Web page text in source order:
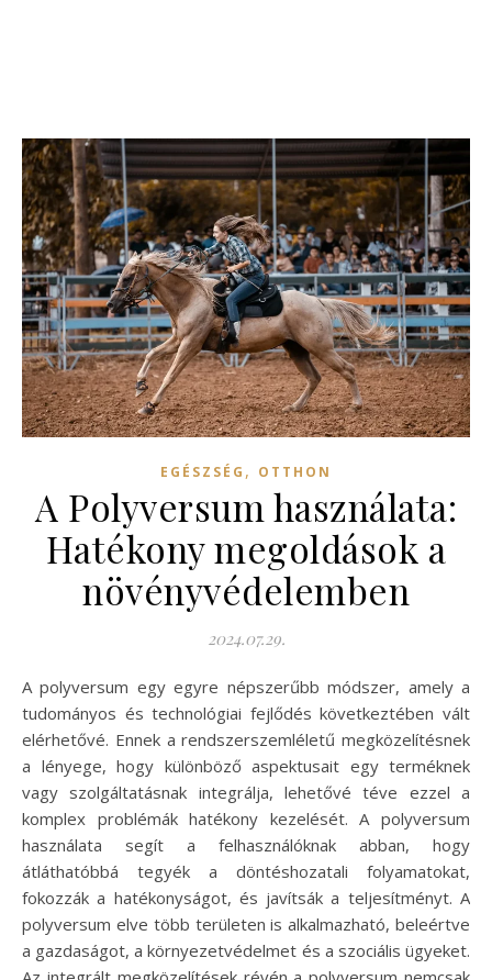
EGÉSZSÉG , OTTHON
A Polyversum használata:
Hatékony megoldások a
növényvédelemben
2024.07.29.
A polyversum egy egyre népszerűbb módszer, amely a
tudományos és technológiai fejlődés következtében vált
elérhetővé. Ennek a rendszerszemléletű megközelítésnek
a lényege, hogy különböző aspektusait egy terméknek
vagy szolgáltatásnak integrálja, lehetővé téve ezzel a
komplex problémák hatékony kezelését. A polyversum
használata segít a felhasználóknak abban, hogy
átláthatóbbá tegyék a döntéshozatali folyamatokat,
fokozzák a hatékonyságot, és javítsák a teljesítményt. A
polyversum elve több területen is alkalmazható, beleértve
a gazdaságot, a környezetvédelmet és a szociális ügyeket.